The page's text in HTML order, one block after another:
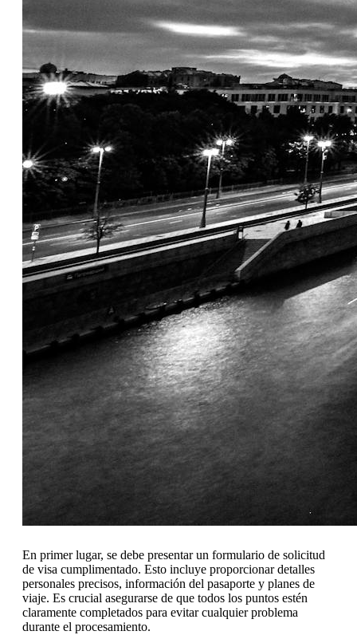
En primer lugar, se debe presentar un formulario de solicitud
de visa cumplimentado. Esto incluye proporcionar detalles
personales precisos, información del pasaporte y planes de
viaje. Es crucial asegurarse de que todos los puntos estén
claramente completados para evitar cualquier problema
durante el procesamiento.